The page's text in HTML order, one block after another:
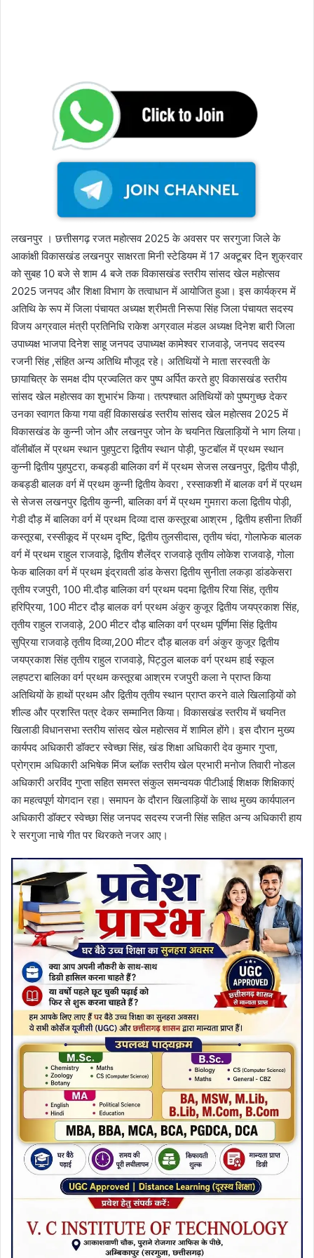
लखनपुर । छत्तीसगढ़ रजत महोत्सव 2025 के अवसर पर सरगुजा जिले के
आकांक्षी विकासखंड लखनपुर साक्षरता मिनी स्टेडियम में 17 अक्टूबर दिन शुक्रवार
को सुबह 10 बजे से शाम 4 बजे तक विकासखंड स्तरीय सांसद खेल महोत्सव
2025 जनपद और शिक्षा विभाग के तत्वाधान में आयोजित हुआ। इस कार्यक्रम में
अतिथि के रूप में जिला पंचायत अध्यक्ष श्रीमती निरूपा सिंह जिला पंचायत सदस्य
विजय अग्रवाल मंत्री प्रतिनिधि राकेश अग्रवाल मंडल अध्यक्ष दिनेश बारी जिला
उपाध्यक्ष भाजपा दिनेश साहू जनपद उपाध्यक्ष कामेश्वर राजवाड़े, जनपद सदस्य
रजनी सिंह ,संहित अन्य अतिथि मौजूद रहे। अतिथियों ने माता सरस्वती के
छायाचित्र के समक्ष दीप प्रज्वलित कर पुष्प अर्पित करते हुए विकासखंड स्तरीय
सांसद खेल महोत्सव का शुभारंभ किया। तत्पश्चात अतिथियों को पुष्पगुच्छ देकर
उनका स्वागत किया गया वहीं विकासखंड स्तरीय सांसद खेल महोत्सव 2025 में
विकासखंड के कुन्नी जोन और लखनपुर जोन के चयनित खिलाड़ियों ने भाग लिया।
वॉलीबॉल में प्रथम स्थान पुहपुटरा द्वितीय स्थान पोड़ी, फुटबॉल में प्रथम स्थान
कुन्नी द्वितीय पुहपुटरा, कबड्डी बालिका वर्ग में प्रथम सेजस लखनपुर, द्वितीय पौड़ी,
कबड्डी बालक वर्ग में प्रथम कुन्नी द्वितीय केवरा , रस्साकशी में बालक वर्ग में प्रथम
से सेजस लखनपुर द्वितीय कुन्नी, बालिका वर्ग में प्रथम गुमग़रा कला द्वितीय पोड़ी,
गेडी दौड़ में बालिका वर्ग में प्रथम दिव्या दास कस्तूरबा आश्रम , द्वितीय हसीना तिर्की
कस्तूरबा, रस्सीकूद में प्रथम दृष्टि, द्वितीय तुलसीदास, तृतीय चंदा, गोलाफेक बालक
वर्ग में प्रथम राहुल राजवाड़े, द्वितीय शैलेंद्र राजवाड़े तृतीय लोकेश राजवाड़े, गोला
फेक बालिका वर्ग में प्रथम इंद्रावती डांड केसरा द्वितीय सुनीता लकड़ा डांडकेसरा
तृतीय रजपुरी, 100 मी.दौड़ बालिका वर्ग प्रथम पदमा द्वितीय रिया सिंह, तृतीय
हरिप्रिया, 100 मीटर दौड़ बालक वर्ग प्रथम अंकुर कुजूर द्वितीय जयप्रकाश सिंह,
तृतीय राहुल राजवाड़े, 200 मीटर दौड़ बालिका वर्ग प्रथम पूर्णिमा सिंह द्वितीय
सुप्रिया राजवाड़े तृतीय दिव्या,200 मीटर दौड़ बालक वर्ग अंकुर कुजूर द्वितीय
जयप्रकाश सिंह तृतीय राहुल राजवाड़े, पिट्ठुल बालक वर्ग प्रथम हाई स्कूल
लहपटरा बालिका वर्ग प्रथम कस्तूरबा आश्रम रजपुरी कला ने प्राप्त किया
अतिथियों के हाथों प्रथम और द्वितीय तृतीय स्थान प्राप्त करने वाले खिलाड़ियों को
शील्ड और प्रशस्ति पत्र देकर सम्मानित किया। विकासखंड स्तरीय में चयनित
खिलाडी विधानसभा स्तरीय सांसद खेल महोत्सव में शामिल होंगे। इस दौरान मुख्य
कार्यपद अधिकारी डॉक्टर स्वेच्छा सिंह, खंड शिक्षा अधिकारी देव कुमार गुप्ता,
प्रोग्राम अधिकारी अभिषेक मिंज ब्लॉक स्तरीय खेल प्रभारी मनोज तिवारी नोडल
अधिकारी अरविंद गुप्ता सहित समस्त संकुल समन्वयक पीटीआई शिक्षक शिक्षिकाएं
का महत्वपूर्ण योगदान रहा। समापन के दौरान खिलाड़ियों के साथ मुख्य कार्यपालन
अधिकारी डॉक्टर स्वेच्छा सिंह जनपद सदस्य रजनी सिंह सहित अन्य अधिकारी हाय
रे सरगुजा नाचे गीत पर थिरकते नजर आए।